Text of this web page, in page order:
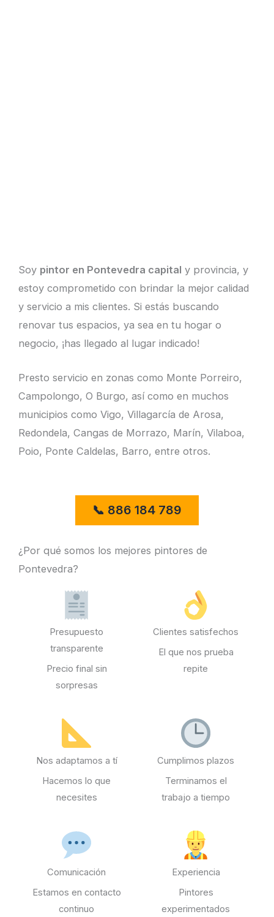
Soy pintor en Pontevedra capital y provincia, y
estoy comprometido con brindar la mejor calidad
y servicio a mis clientes. Si estás buscando
renovar tus espacios, ya sea en tu hogar o
negocio, ¡has llegado al lugar indicado!
Presto servicio en zonas como Monte Porreiro,
Campolongo, O Burgo, así como en muchos
municipios como Vigo, Villagarcía de Arosa,
Redondela, Cangas de Morrazo, Marín, Vilaboa,
Poio, Ponte Caldelas, Barro, entre otros.
¿Por qué somos los mejores pintores de
Pontevedra?
Presupuesto
transparente
Precio final sin
sorpresas
Clientes satisfechos
El que nos prueba
repite
Nos adaptamos a tí
Hacemos lo que
necesites
Cumplimos plazos
Terminamos el
trabajo a tiempo
Comunicación
Estamos en contacto
continuo
Experiencia
Pintores
experimentados